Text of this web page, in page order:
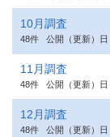
10月調査
48件 公開（更新）日
11月調査
48件 公開（更新）日
12月調査
48件 公開（更新）日